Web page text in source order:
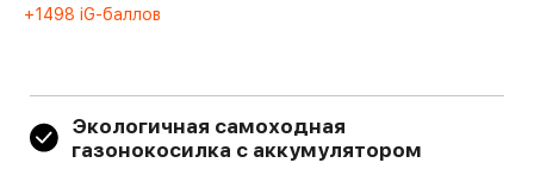
+1498 iG-баллов
Экологичная самоходная
газонокосилка с аккумулятором